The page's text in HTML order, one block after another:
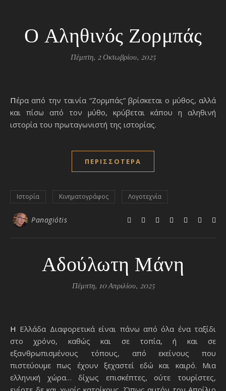
Ο Αληθινός Ζορμπάς
Πέμπτη, 2 Οκτωβρίου, 2025
Πέρα από την ταινία “Ζορμπάς” βρίσκεται ο μύθος, αλλά
και πίσω από τον μύθο, κρύβεται κάπου η αληθινή
ιστορία του πρωταγωνιστή της ιστορίας.
ΠΕΡΙΣΣΌΤΕΡΑ
Ιστορία Κινηματογράφος Λογοτεχνία
Panagiótis
Αδούλωτη Μάνη
Πέμπτη, 10 Απριλίου, 2025
Η Ελλάδα Διαφορετικά είναι πάνω από όλα ένα ταξίδι
στο χρόνο, καθώς και σε τοπία, ή και σε
εξανθρωπισμένους τόπους, από εκείνους που
πιστεύουμε πως έχουν ξεχαστεί εδώ και καιρό. Μια
ελληνική χώρα… δίχως επισκέπτες, ούτε τουρίστες,